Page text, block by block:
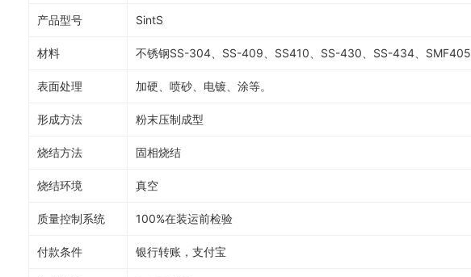
产品型号 SintS
材料 不锈钢SS-304、SS-409、SS410、SS-430、SS-434、
表面处理 加硬、喷砂、电镀、涂等。
形成方法 粉末压制成型
烧结方法 固相烧结
烧结环境 真空
质量控制系统 100%在装运前检验
付款条件 银行转账，支付宝